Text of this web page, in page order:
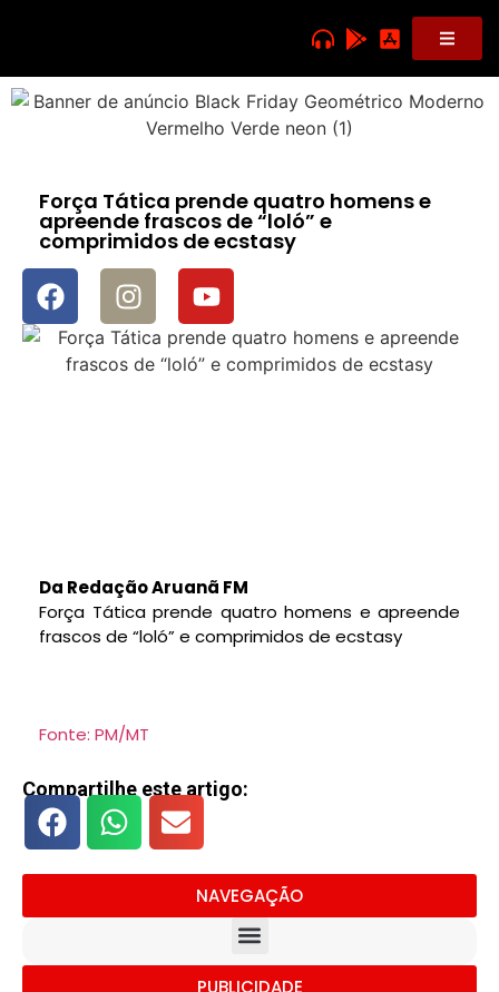
Força Tática prende quatro homens e
apreende frascos de “loló” e
comprimidos de ecstasy
Da Redação Aruanã FM
Força Tática prende quatro homens e apreende
frascos de “loló” e comprimidos de ecstasy
Fonte: PM/MT
Compartilhe este artigo:
NAVEGAÇÃO
PUBLICIDADE